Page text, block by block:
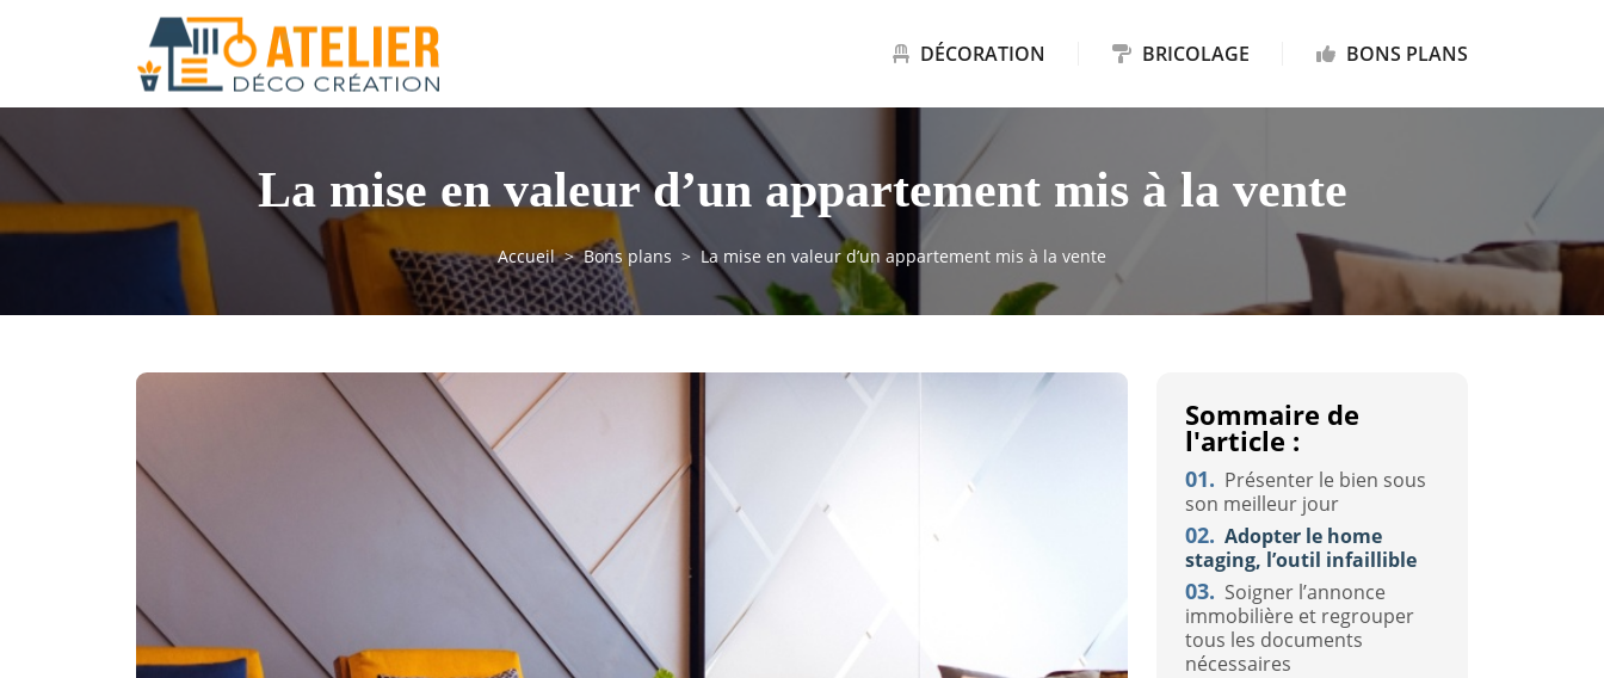
DÉCORATION BRICOLAGE BONS PLANS
La mise en valeur d’un appartement mis à la vente
Accueil Bons plans La mise en valeur d’un appartement mis à la vente
Sommaire de
l'article :
01. Présenter le bien sous
son meilleur jour
02. Adopter le home
staging, l’outil infaillible
03. Soigner l’annonce
immobilière et regrouper
tous les documents
nécessaires